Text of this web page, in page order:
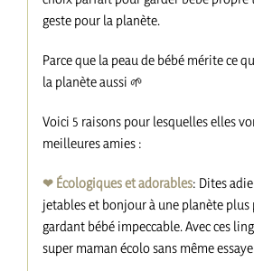
geste pour la planète.
Parce que la peau de bébé mérite ce
la planète aussi 🌱
Voici 5 raisons pour lesquelles elles
meilleures amies :
❤︎ Écologiques et adorables: Dites
jetables et bonjour à une planète
gardant bébé impeccable. Avec ces
super maman écolo sans même